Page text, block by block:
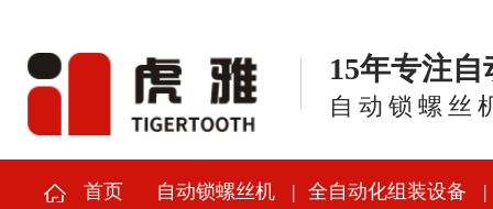
15年专注
自动锁螺丝
首页 自动锁螺丝机 全自动化组装设备